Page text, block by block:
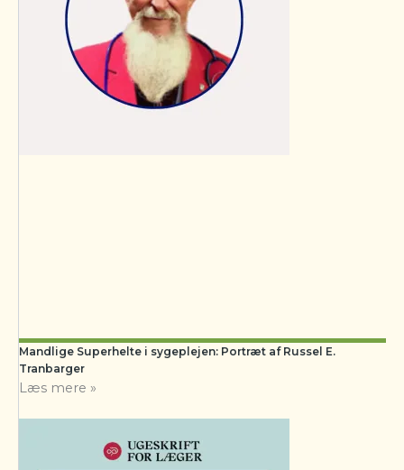
Mandlige Superhelte i sygeplejen: Portræt af Russel E.
Tranbarger
Læs mere »